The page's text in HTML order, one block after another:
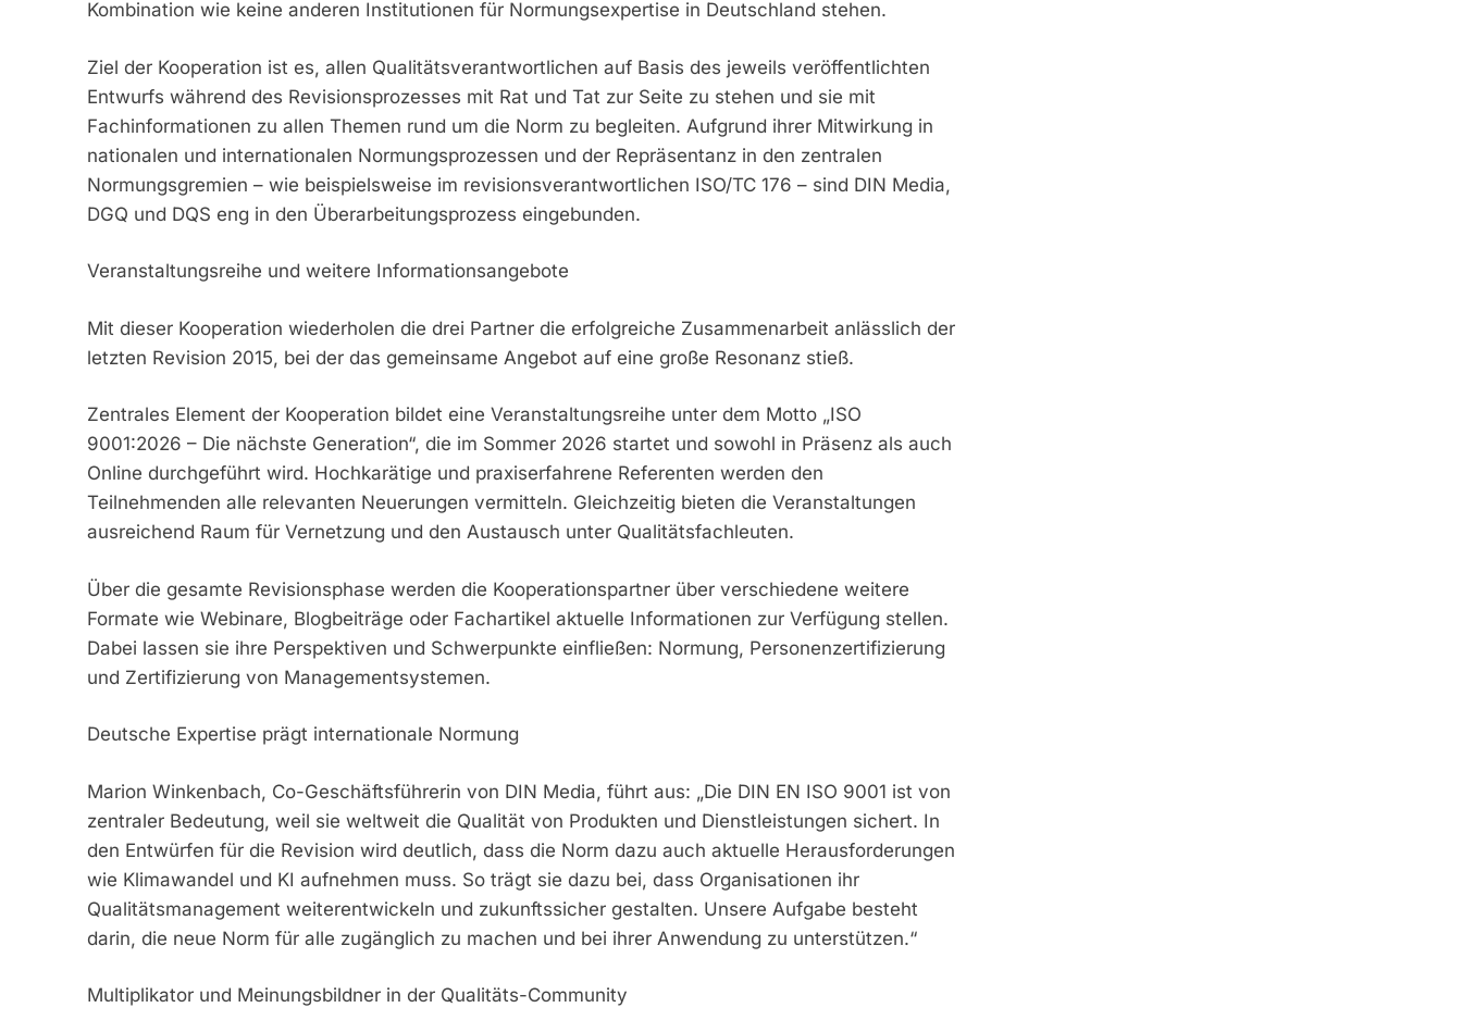
Kombination wie keine anderen Institutionen für Normungsexpertise in Deutschland stehen.
Ziel der Kooperation ist es, allen Qualitätsverantwortlichen auf Basis des jeweils veröffentlichten
Entwurfs während des Revisionsprozesses mit Rat und Tat zur Seite zu stehen und sie mit
Fachinformationen zu allen Themen rund um die Norm zu begleiten. Aufgrund ihrer Mitwirkung in
nationalen und internationalen Normungsprozessen und der Repräsentanz in den zentralen
Normungsgremien – wie beispielsweise im revisionsverantwortlichen ISO/TC 176 – sind DIN Media,
DGQ und DQS eng in den Überarbeitungsprozess eingebunden.
Veranstaltungsreihe und weitere Informationsangebote
Mit dieser Kooperation wiederholen die drei Partner die erfolgreiche Zusammenarbeit anlässlich der
letzten Revision 2015, bei der das gemeinsame Angebot auf eine große Resonanz stieß.
Zentrales Element der Kooperation bildet eine Veranstaltungsreihe unter dem Motto „ISO
9001:2026 – Die nächste Generation“, die im Sommer 2026 startet und sowohl in Präsenz als auch
Online durchgeführt wird. Hochkarätige und praxiserfahrene Referenten werden den
Teilnehmenden alle relevanten Neuerungen vermitteln. Gleichzeitig bieten die Veranstaltungen
ausreichend Raum für Vernetzung und den Austausch unter Qualitätsfachleuten.
Über die gesamte Revisionsphase werden die Kooperationspartner über verschiedene weitere
Formate wie Webinare, Blogbeiträge oder Fachartikel aktuelle Informationen zur Verfügung stellen.
Dabei lassen sie ihre Perspektiven und Schwerpunkte einfließen: Normung, Personenzertifizierung
und Zertifizierung von Managementsystemen.
Deutsche Expertise prägt internationale Normung
Marion Winkenbach, Co-Geschäftsführerin von DIN Media, führt aus: „Die DIN EN ISO 9001 ist von
zentraler Bedeutung, weil sie weltweit die Qualität von Produkten und Dienstleistungen sichert. In
den Entwürfen für die Revision wird deutlich, dass die Norm dazu auch aktuelle Herausforderungen
wie Klimawandel und KI aufnehmen muss. So trägt sie dazu bei, dass Organisationen ihr
Qualitätsmanagement weiterentwickeln und zukunftssicher gestalten. Unsere Aufgabe besteht
darin, die neue Norm für alle zugänglich zu machen und bei ihrer Anwendung zu unterstützen.“
Multiplikator und Meinungsbildner in der Qualitäts-Community